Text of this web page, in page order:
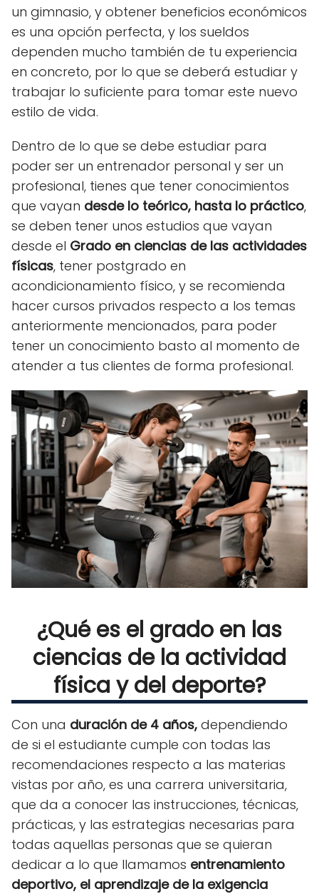
un gimnasio, y obtener beneficios económicos
es una opción perfecta, y los sueldos
dependen mucho también de tu experiencia
en concreto, por lo que se deberá estudiar y
trabajar lo suficiente para tomar este nuevo
estilo de vida.
Dentro de lo que se debe estudiar para
poder ser un entrenador personal y ser un
profesional, tienes que tener conocimientos
que vayan desde lo teórico, hasta lo práctico,
se deben tener unos estudios que vayan
desde el Grado en ciencias de las actividades
físicas, tener postgrado en
acondicionamiento físico, y se recomienda
hacer cursos privados respecto a los temas
anteriormente mencionados, para poder
tener un conocimiento basto al momento de
atender a tus clientes de forma profesional.
¿Qué es el grado en las
ciencias de la actividad
física y del deporte?
Con una duración de 4 años, dependiendo
de si el estudiante cumple con todas las
recomendaciones respecto a las materias
vistas por año, es una carrera universitaria,
que da a conocer las instrucciones, técnicas,
prácticas, y las estrategias necesarias para
todas aquellas personas que se quieran
dedicar a lo que llamamos entrenamiento
deportivo, el aprendizaje de la exigencia